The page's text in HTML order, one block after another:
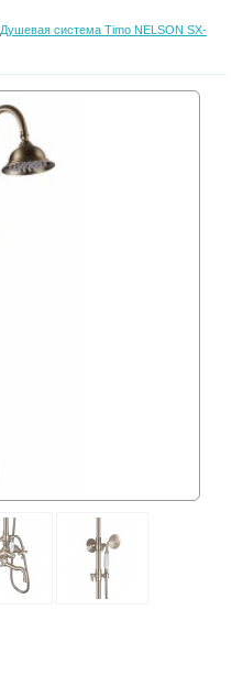
Душевая система Timo NELSON SX-